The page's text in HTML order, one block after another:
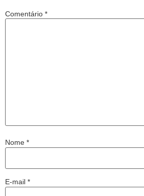
Comentário *
Nome *
E-mail *